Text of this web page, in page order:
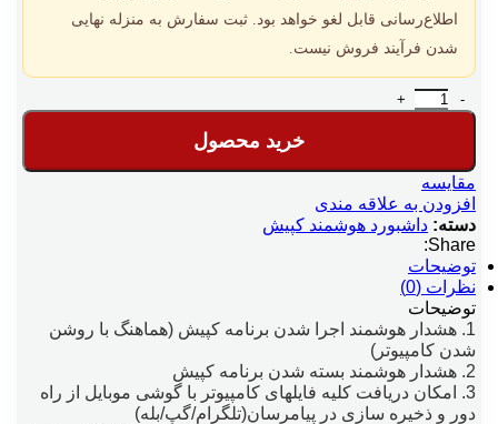
اطلاع‌رسانی قابل لغو خواهد بود. ثبت سفارش به منزله نهایی
شدن فرآیند فروش نیست.
نسخه مدیریت کامپیوتر عدد
خرید محصول
مقایسه
افزودن به علاقه مندی
دسته: داشبورد هوشمند کپیش
Share:
توضیحات
نظرات (0)
توضیحات
1. هشدار هوشمند اجرا شدن برنامه کپیش (هماهنگ با روشن
شدن کامپیوتر)
2. هشدار هوشمند بسته شدن برنامه کپیش
3. امکان دریافت کلیه فایلهای کامپیوتر با گوشی موبایل از راه
دور و ذخیره سازی در پیامرسان(تلگرام/گپ/بله)